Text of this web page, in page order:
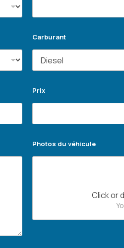
Carburant
Prix
Photos du véhicule
Click or